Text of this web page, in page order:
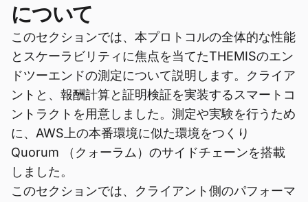
について
このセクションでは、本プロトコルの全体的な性能
とスケーラビリティに焦点を当てたTHEMISのエン
ドツーエンドの測定について説明します。クライア
ントと、報酬計算と証明検証を実装するスマートコ
ントラクトを用意しました。測定や実験を行うため
に、AWS上の本番環境に似た環境をつくり
Quorum （クォーラム）のサイドチェーンを搭載
しました。
このセクションでは、クライアント側のパフォーマ